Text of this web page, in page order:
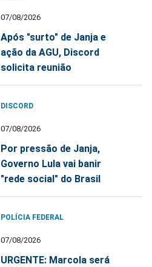
07/08/2026
Após "surto" de Janja e
ação da AGU, Discord
solicita reunião
DISCORD
07/08/2026
Por pressão de Janja,
Governo Lula vai banir
"rede social" do Brasil
POLÍCIA FEDERAL
07/08/2026
URGENTE: Marcola será